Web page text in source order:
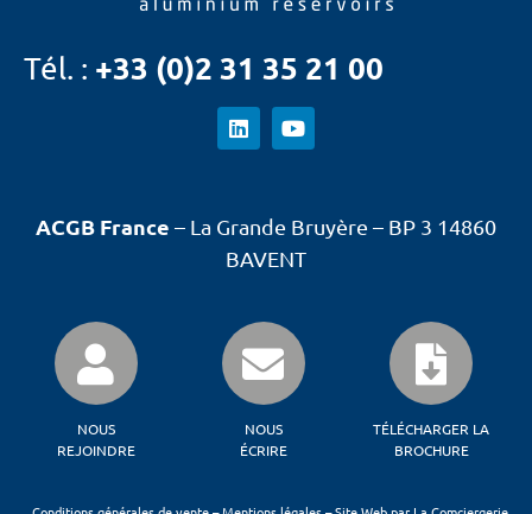
Tél. : +33 (0)2 31 35 21 00
ACGB France – La Grande Bruyère – BP 3 14860
BAVENT
NOUS
REJOINDRE
NOUS
ÉCRIRE
TÉLÉCHARGER LA
BROCHURE